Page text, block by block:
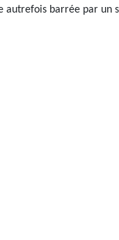
barrée par un